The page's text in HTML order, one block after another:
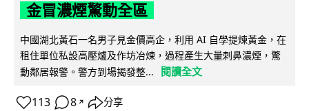
金冒濃煙驚動全區
中國湖北黃石一名男子見金價高企，利用 AI 自學提煉黃金，在
租住單位私設高壓爐及作坊冶煉，過程產生大量刺鼻濃煙，驚
動鄰居報警。警方到場揭發整...
閱讀全文
113 8 ↗ 分享